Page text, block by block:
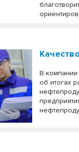
В компании
об итогах